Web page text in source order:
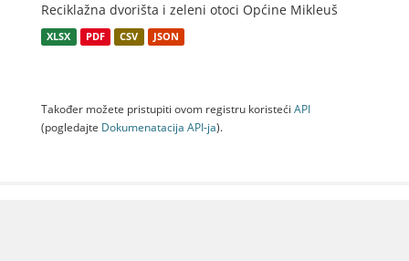
Reciklažna dvorišta i zeleni otoci Općine Mikleuš
XLSX PDF CSV JSON
Također možete pristupiti ovom registru koristeći API
(pogledajte Dokumenаtаcijа API-jа).